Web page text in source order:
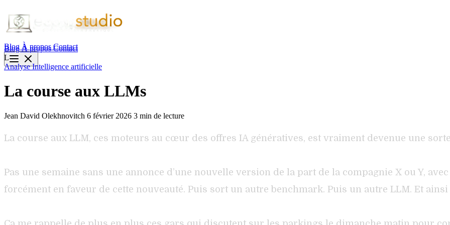
Blog À propos Contact
BlogÀ proposContact
L
AnalyseIntelligence artificielle
La course aux LLMs
Jean David Olekhnovitch 6 février 2026 3 min de lecture
La course aux LLM, ces moteurs au cœur des offres IA génératives, est vraiment devenue une
Pas une semaine sans une annonce d’une nouvelle version de la part de la compagnie X ou Y,
forcément en faveur de cette nouveauté. Puis sort un autre benchmark. Puis un autre LLM. Et